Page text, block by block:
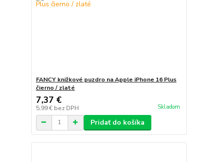
FANCY knižkové puzdro na Apple iPhone 16 Plus
čierno / zlaté
7,37 €
5,99 € bez DPH Skladom
Pridať do košíka